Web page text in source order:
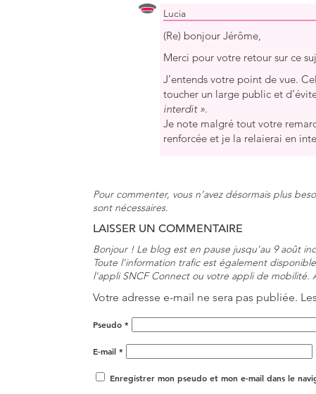
Lucia
(Re) bonjour Jérôme,
Merci pour votre retour sur ce
J’entends votre point de vue.
toucher un large public et
interdit ».
Je note malgré tout votre
renforcée et je la relaierai en
Pour commenter, vous n’avez désormais plus
sont nécessaires.
LAISSER UN COMMENTAIRE
Bonjour ! Le blog est en pause jusqu'au 9 août
Toute l'information trafic est également
l'appli SNCF Connect ou votre appli de mobilité.
Votre adresse e-mail ne sera pas publiée.
Pseudo *
E-mail *
Enregistrer mon pseudo et mon e-mail dans le